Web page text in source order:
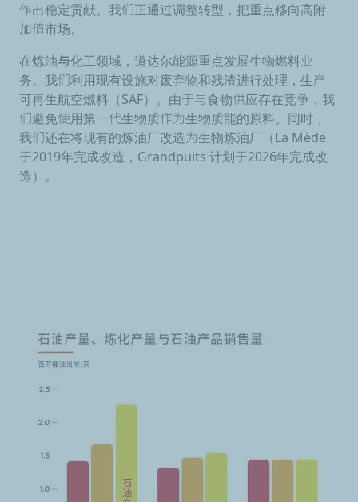
作出稳定贡献。我们正通过调整转型，把重点移向高附
加值市场。
在炼油与化工领域，道达尔能源重点发展生物燃料业
务。我们利用现有设施对废弃物和残渣进行处理，生产
可再生航空燃料（SAF） 。由于与食物供应存在竞争，我
们避免使用第一代生物质作为生物质能的原料。同时，
我们还在将现有的炼油厂改造为生物炼油厂（La Mède
于2019年完成改造，Grandpuits 计划于2026年完成改
造）。